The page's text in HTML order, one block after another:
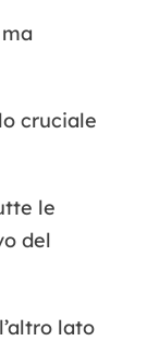
cruciale
le
del
lato